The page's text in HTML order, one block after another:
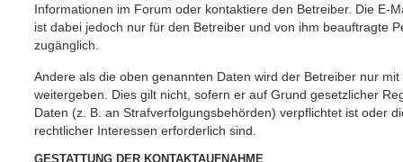
Informationen im Forum oder kontaktiere den Betreiber. Die E-
ist dabei jedoch nur für den Betreiber und von ihm beauftragte
zugänglich.
Andere als die oben genannten Daten wird der Betreiber nur
weitergeben. Dies gilt nicht, sofern er auf Grund gesetzlicher
Daten (z. B. an Strafverfolgungsbehörden) verpflichtet ist oder
rechtlicher Interessen erforderlich sind.
GESTATTUNG DER KONTAKTAUFNAHME